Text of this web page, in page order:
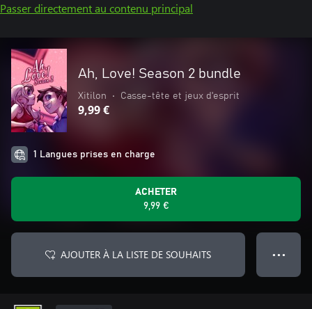
Passer directement au contenu principal
Ah, Love! Season 2 bundle
Xitilon • Casse-tête et jeux d'esprit
9,99 €
1 Langues prises en charge
ACHETER
9,99 €
AJOUTER À LA LISTE DE SOUHAITS ● ● ●